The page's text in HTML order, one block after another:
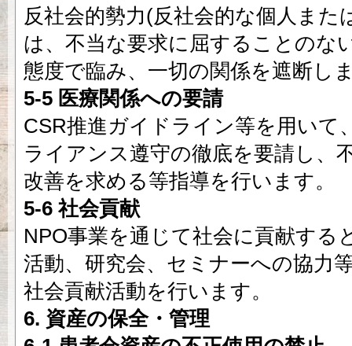
反社会的勢力(反社会的な個人また
は、不当な要求に屈することのな
態度で臨み、一切の関係を遮断し
5-5 医療関係への要請
CSR推進ガイドライン等を用いて
ライアンス遵守の徹底を要請し、
改善を求める等指導を行います。
5-6 社会貢献
NPO事業を通じて社会に貢献する
活動、研究会、セミナーへの協力
社会貢献活動を行います。
6. 資産の保全・管理